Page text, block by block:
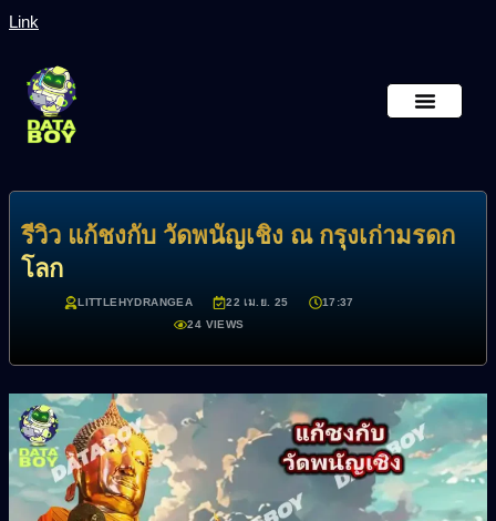
Link
รีวิว แก้ชงกับ วัดพนัญเชิง ณ กรุงเก่ามรดก
โลก
LITTLEHYDRANGEA 22 เม.ย. 25
17:37
24 VIEWS